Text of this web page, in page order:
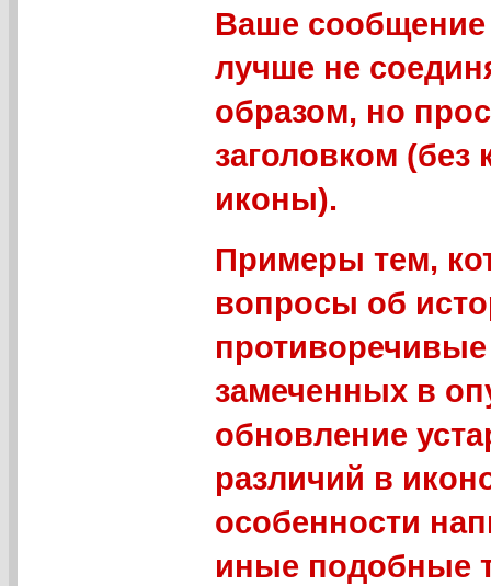
Ваше
лучше не
образом, но
заголовком (без
иконы).
Примеры тем,
вопросы об
замеченных в
обновление
различий в
особенности
иные подобные